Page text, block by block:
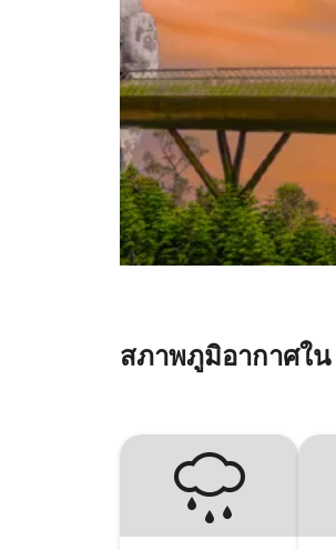
สภาพภูมิอากาศใน